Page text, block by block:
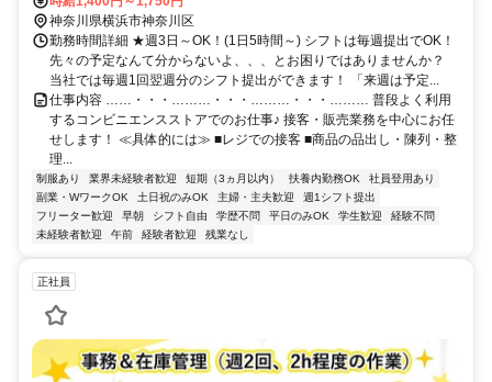
神奈川県横浜市神奈川区
勤務時間詳細 ★週3日～OK！(1日5時間～) シフトは毎週提出でOK！
先々の予定なんて分からないよ、、、とお困りではありませんか？
当社では毎週1回翌週分のシフト提出ができます！ 「来週は予定...
仕事内容 ……・・・………・・・………・・・……… 普段よく利用
するコンビニエンスストアでのお仕事♪ 接客・販売業務を中心にお任
せします！ ≪具体的には≫ ■レジでの接客 ■商品の品出し・陳列・整
理...
制服あり 業界未経験者歓迎 短期（3ヵ月以内） 扶養内勤務OK
社員登用あり
副業・WワークOK
土日祝のみOK 主婦・主夫歓迎
週1シフト提出
フリーター歓迎
早朝 シフト自由 学歴不問 平日のみOK 学生歓迎
経験不問
未経験者歓迎
午前 経験者歓迎 残業なし
正社員